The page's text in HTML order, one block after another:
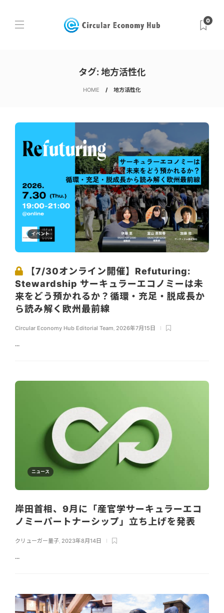
0
タグ: 地方活性化
HOME 地方活性化
イベント
【7/30オンライン開催】Refuturing:
Stewardship サーキュラーエコノミーは未
来をどう預かれるか？循環・充足・脱成長か
ら読み解く欧州最前線
Circular Economy Hub Editorial Team 2026年7月15日
...
ニュース
岸田首相、9月に「産官学サーキュラーエコ
ノミーパートナーシップ」立ち上げを発表
クリューガー量子, 2023年8月14日
...